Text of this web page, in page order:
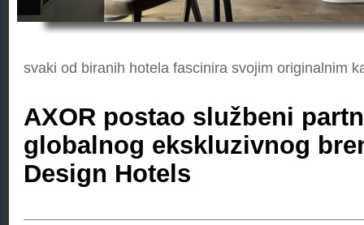
svaki od biranih hotela fascinira svojim originalnim
AXOR postao službeni
globalnog ekskluzivnog
Design Hotels